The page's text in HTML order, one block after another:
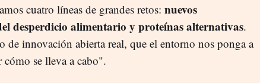
cuatro líneas de grandes retos: nuevos
desperdicio alimentario y proteínas alternativas.
de innovación abierta real, que el entorno nos ponga a
cómo se lleva a cabo".